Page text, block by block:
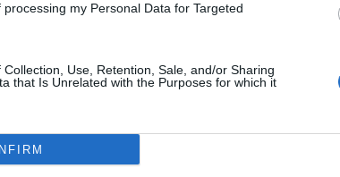
my Personal Data for Targeted
Use, Retention, Sale, and/or Sharing
that Is Unrelated with the Purposes for which it
Sport